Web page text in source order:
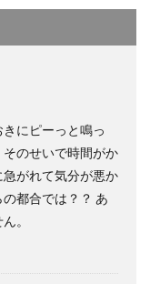
にピーっと鳴っ
のせいで時間がか
がれて気分が悪か
都合では？？ あ
。